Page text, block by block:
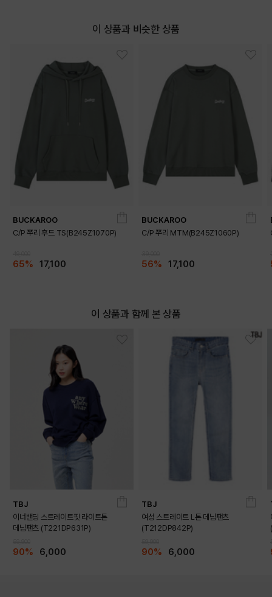
이 상품과 비슷한 상품
BUCKAROO
C/P 쭈리 후드 TS(B245Z1070P)
65% 17,100
BUCKAROO
C/P 쭈리 MTM(B245Z1060P)
56% 17,100
이 상품과 함께 본 상품
TBJ
이너밴딩 스트레이트핏 라이트톤
데님팬츠 (T221DP631P)
90% 6,000
TBJ
여성 스트레이트 L톤 데님팬츠
(T212DP842P)
90% 6,000